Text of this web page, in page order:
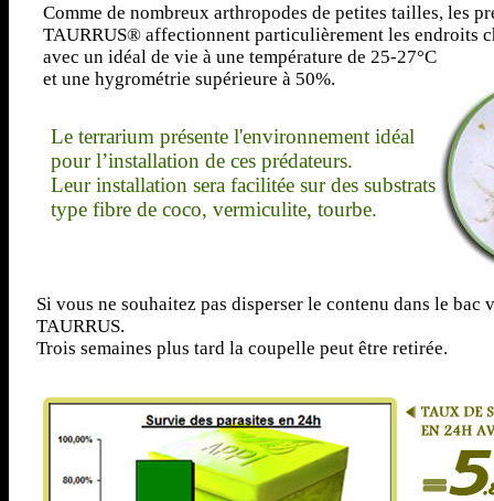
Comme de nombreux arthropodes de petites tailles, les
TAURRUS® affectionnent particulièrement les endroits
avec un idéal de vie à une température de 25-27°C
et une hygrométrie supérieure à 50%.
Le terrarium présente l'environnement idéal
pour l’installation de ces prédateurs.
Leur installation sera facilitée sur des substrats
type fibre de coco, vermiculite, tourbe.
Si vous ne souhaitez pas disperser le contenu dans le
TAURRUS.
Trois semaines plus tard la coupelle peut être retirée.